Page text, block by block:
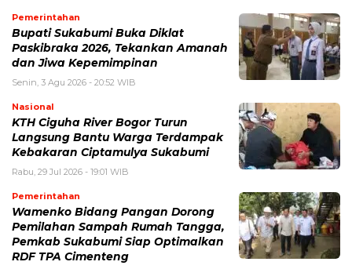
Pemerintahan
Bupati Sukabumi Buka Diklat
Paskibraka 2026, Tekankan Amanah
dan Jiwa Kepemimpinan
Senin, 3 Agu 2026 - 20:52 WIB
Nasional
KTH Ciguha River Bogor Turun
Langsung Bantu Warga Terdampak
Kebakaran Ciptamulya Sukabumi
Rabu, 29 Jul 2026 - 19:01 WIB
Pemerintahan
Wamenko Bidang Pangan Dorong
Pemilahan Sampah Rumah Tangga,
Pemkab Sukabumi Siap Optimalkan
RDF TPA Cimenteng